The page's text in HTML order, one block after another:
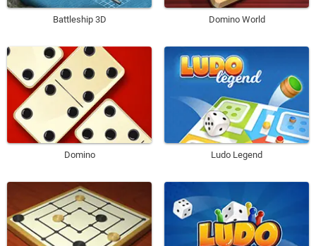
Battleship 3D Domino World
Domino Ludo Legend